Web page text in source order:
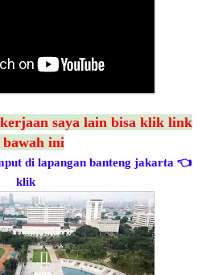
saya lain bisa klik link
ini
di lapangan banteng jakarta 👈
klik